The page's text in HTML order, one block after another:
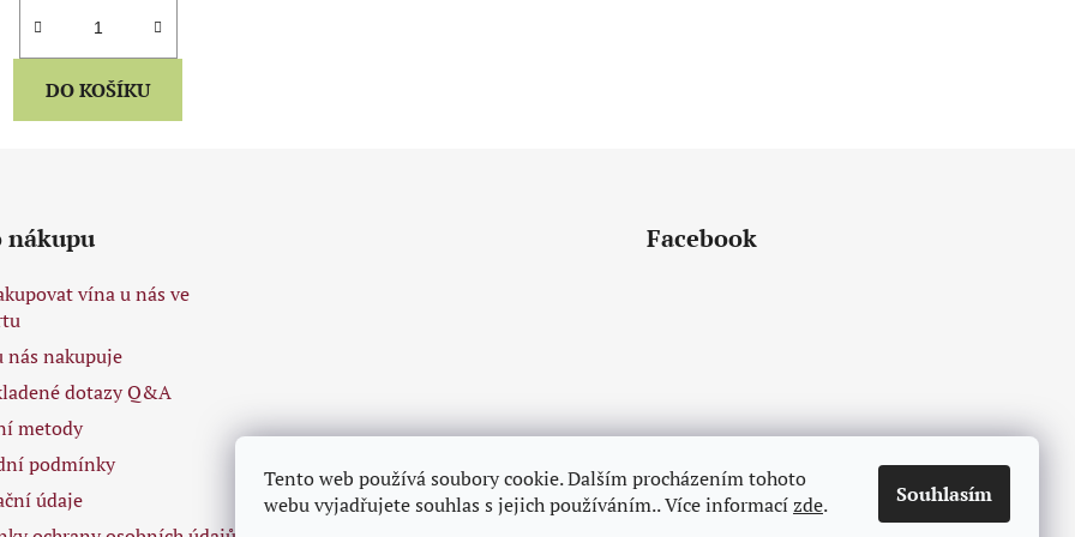
Tento web používá soubory cookie. Dalším procházením tohoto
webu vyjadřujete souhlas s jejich používáním.. Více informacízde. Souhlasím
DO KOŠÍKU
nákupu
vína u nás ve
nás nakupuje
dotazy Q&A
metody
podmínky
údaje
Facebook